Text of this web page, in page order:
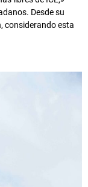
Desde su
considerando esta